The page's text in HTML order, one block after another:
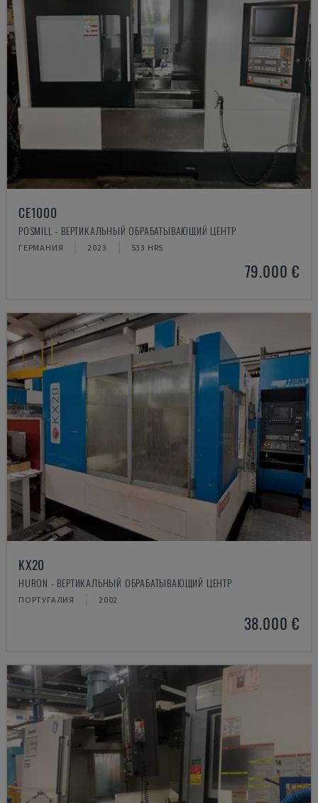
CE1000
POSMILL - ВЕРТИКАЛЬНЫЙ ОБРАБАТЫВАЮЩИЙ ЦЕНТР
ГЕРМАНИЯ 2023 533 HRS
79.000 €
KX20
HURON - ВЕРТИКАЛЬНЫЙ ОБРАБАТЫВАЮЩИЙ ЦЕНТР
ПОРТУГАЛИЯ 2002
38.000 €